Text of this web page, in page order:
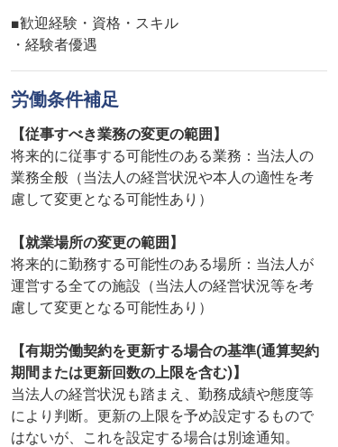
■歓迎経験・資格・スキル
・経験者優遇
労働条件補足
【従事すべき業務の変更の範囲】
将来的に従事する可能性のある業務：当法人の
業務全般（当法人の経営状況や本人の適性を考
慮して変更となる可能性あり）
【就業場所の変更の範囲】
将来的に勤務する可能性のある場所：当法人が
運営する全ての施設（当法人の経営状況等を考
慮して変更となる可能性あり）
【有期労働契約を更新する場合の基準(通算契約
期間または更新回数の上限を含む)】
当法人の経営状況も踏まえ、勤務成績や態度等
により判断。更新の上限を予め設定するもので
はないが、これを設定する場合は別途通知。